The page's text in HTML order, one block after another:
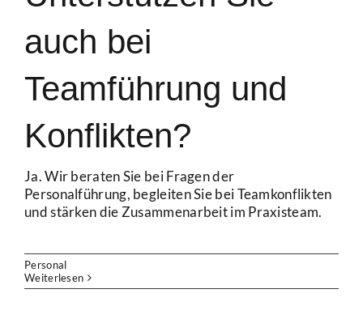
auch bei
Teamführung und
Konflikten?
Ja. Wir beraten Sie bei Fragen der
Personalführung, begleiten Sie bei Teamkonflikten
und stärken die Zusammenarbeit im Praxisteam.
Personal
Weiterlesen